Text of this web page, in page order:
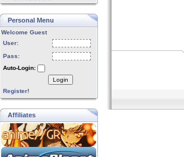
Personal Menu
Welcome Guest
User:
Pass:
Auto-Login:
Login
Register!
Affiliates